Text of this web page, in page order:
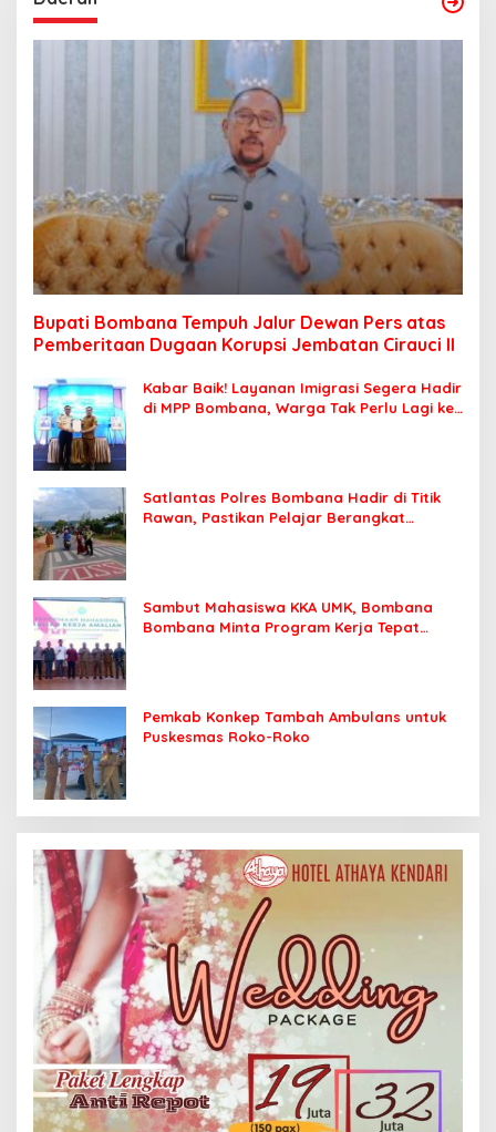
Bupati Bombana Tempuh Jalur Dewan Pers atas
Pemberitaan Dugaan Korupsi Jembatan Cirauci II
Kabar Baik! Layanan Imigrasi Segera Hadir
di MPP Bombana, Warga Tak Perlu Lagi ke
Satlantas Polres Bombana Hadir di Titik
Rawan, Pastikan Pelajar Berangkat
Sambut Mahasiswa KKA UMK, Bombana
Bombana Minta Program Kerja Tepat
Pemkab Konkep Tambah Ambulans untuk
Puskesmas Roko-Roko